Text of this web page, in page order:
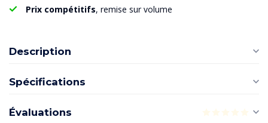
Prix compétitifs, remise sur volume
Description
Spécifications
Évaluations